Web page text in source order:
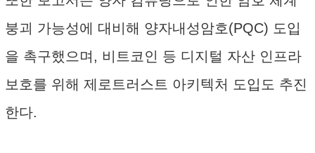
붕괴 가능성에 대비해 양자내성암호(PQC) 도입
을 촉구했으며, 비트코인 등 디지털 자산 인프라
보호를 위해 제로트러스트 아키텍처 도입도 추진
한다.